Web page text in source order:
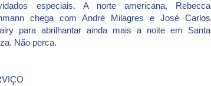
especiais. A norte americana, Rebecca
chega com André Milagres e José Carlos
para abrilhantar ainda mais a noite em Santa
Não perca.